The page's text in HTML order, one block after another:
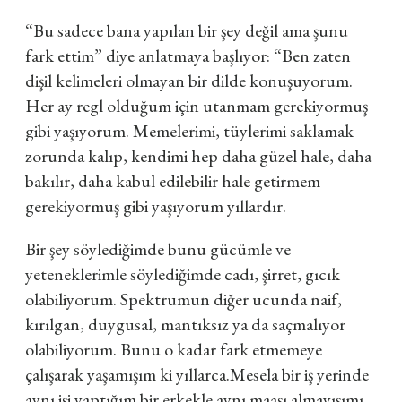
“Bu sadece bana yapılan bir şey değil ama şunu
fark ettim” diye anlatmaya başlıyor: “Ben zaten
dişil kelimeleri olmayan bir dilde konuşuyorum.
Her ay regl olduğum için utanmam gerekiyormuş
gibi yaşıyorum. Memelerimi, tüylerimi saklamak
zorunda kalıp, kendimi hep daha güzel hale, daha
bakılır, daha kabul edilebilir hale getirmem
gerekiyormuş gibi yaşıyorum yıllardır.
Bir şey söylediğimde bunu gücümle ve
yeteneklerimle söylediğimde cadı, şirret, gıcık
olabiliyorum. Spektrumun diğer ucunda naif,
kırılgan, duygusal, mantıksız ya da saçmalıyor
olabiliyorum. Bunu o kadar fark etmemeye
çalışarak yaşamışım ki yıllarca.Mesela bir iş yerinde